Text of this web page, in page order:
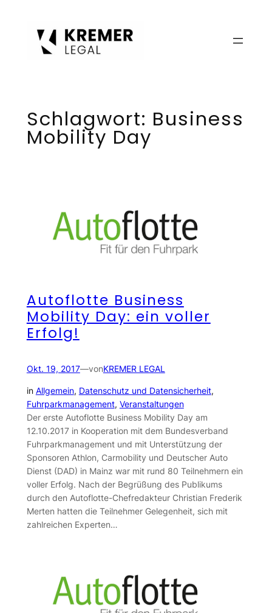
Schlagwort: Business
Mobility Day
Autoflotte Business
Mobility Day: ein voller
Erfolg!
Okt. 19, 2017—vonKREMER LEGAL
in Allgemein, Datenschutz und Datensicherheit
Fuhrparkmanagement, Veranstaltungen
Der erste Autoflotte Business Mobility Day am
12.10.2017 in Kooperation mit dem Bundesverband
Fuhrparkmanagement und mit Unterstützung der
Sponsoren Athlon, Carmobility und Deutscher Auto
Dienst (DAD) in Mainz war mit rund 80 Teilnehmern ein
voller Erfolg. Nach der Begrüßung des Publikums
durch den Autoflotte-Chefredakteur Christian Frederik
Merten hatten die Teilnehmer Gelegenheit, sich mit
zahlreichen Experten…